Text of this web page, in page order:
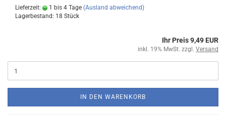
Lieferzeit: 1 bis 4 Tage (Ausland abweichend)
Lagerbestand: 18 Stück
Ihr Preis 9,49 EUR
inkl. 19% MwSt. zzgl. Versand
IN DEN WARENKORB